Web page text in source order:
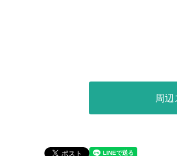
周辺